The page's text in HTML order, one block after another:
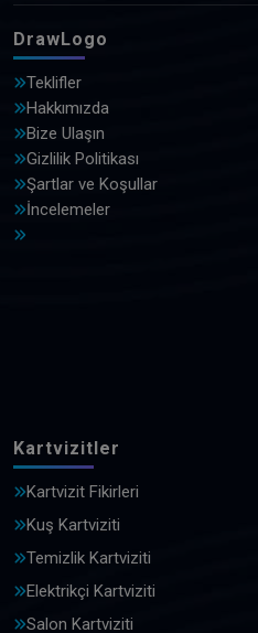
DrawLogo
Teklifler
Hakkımızda
Bize Ulaşın
Gizlilik Politikası
Şartlar ve Koşullar
İncelemeler
Kartvizitler
Kartvizit Fikirleri
Kuş Kartviziti
Temizlik Kartviziti
Elektrikçi Kartviziti
Salon Kartviziti